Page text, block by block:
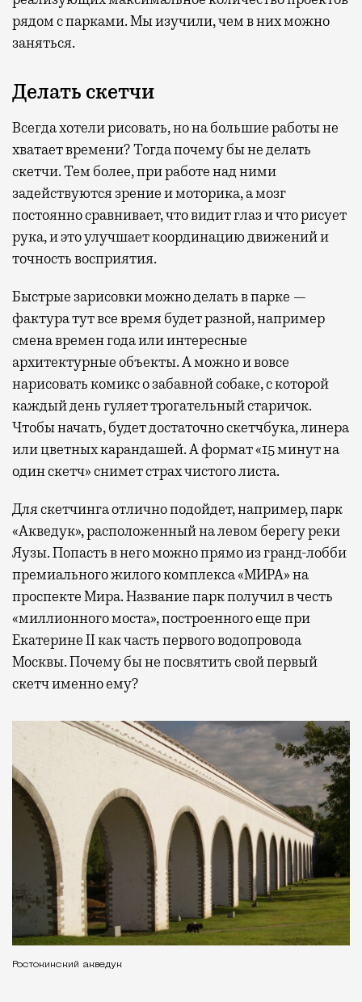
рядом с парками. Мы изучили, чем в них можно
заняться.
Делать скетчи
Всегда хотели рисовать, но на большие работы не
хватает времени? Тогда почему бы не делать
скетчи. Тем более, при работе над ними
задействуются зрение и моторика, а мозг
постоянно сравнивает, что видит глаз и что рисует
рука, и это улучшает координацию движений и
точность восприятия.
Быстрые зарисовки можно делать в парке —
фактура тут все время будет разной, например
смена времен года или интересные
архитектурные объекты. А можно и вовсе
нарисовать комикс о забавной собаке, с которой
каждый день гуляет трогательный старичок.
Чтобы начать, будет достаточно скетчбука, линера
или цветных карандашей. А формат «15 минут на
один скетч» снимет страх чистого листа.
Для скетчинга отлично подойдет, например, парк
«Акведук», расположенный на левом берегу реки
Яузы. Попасть в него можно прямо из гранд-лобби
премиального жилого комплекса «МИРА» на
проспекте Мира. Название парк получил в честь
«миллионного моста», построенного еще при
Екатерине II как часть первого водопровода
Москвы. Почему бы не посвятить свой первый
скетч именно ему?
Ростокинский акведук